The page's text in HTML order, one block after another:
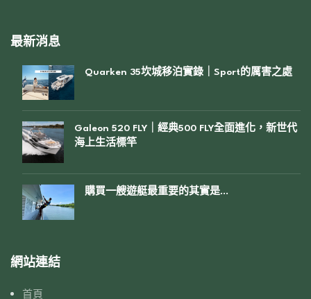
最新消息
Quarken 35坎城移泊實錄｜Sport的厲害之處
Galeon 520 FLY｜經典500 FLY全面進化，新世代
海上生活標竿
購買一艘遊艇最重要的其實是…
網站連結
首頁